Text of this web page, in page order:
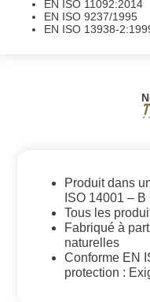
EN ISO 11092:2014
EN ISO 9237/1995
EN ISO 13938-
Produit dans
ISO 14001 –
Tous les
Fabriqué à
naturelles
Conforme EN
protection :